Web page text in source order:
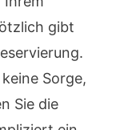
gibt
Sorge,
Sie die